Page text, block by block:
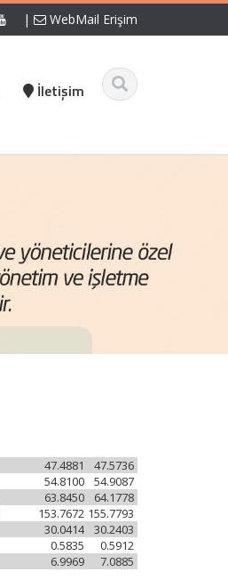
| WebMail Erişim
İletişim
47.5736
47.4881
54.9087
54.8100
64.1778
63.8450
155.7793
153.7672
30.2403
30.0414
0.5912
0.5835
7.0885
6.9969